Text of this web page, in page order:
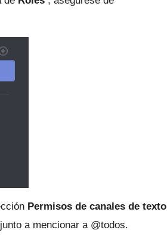
Permisos de canales de texto
junto a mencionar a @todos.